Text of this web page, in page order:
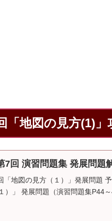
「地図の見方(1)」
7回 演習問題集 発展問題
「地図の見方（１）」発展問題
）」 発展問題（演習問題集P44